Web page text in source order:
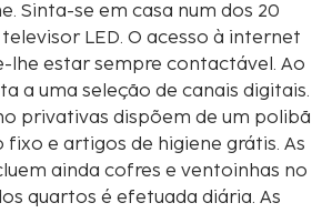
Sinta-se em casa num dos 20
LED. O acesso à internet
lhe estar sempre contactável. Ao
a uma seleção de canais digitais.
privativas dispõem de um polibã
fixo e artigos de higiene grátis. As
ainda cofres e ventoinhas no
quartos é efetuada diária. As